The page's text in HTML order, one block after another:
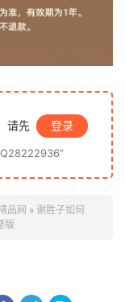
请先 登录
品网 » 谢胜子如何
版